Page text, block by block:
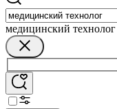
медицинский технолог